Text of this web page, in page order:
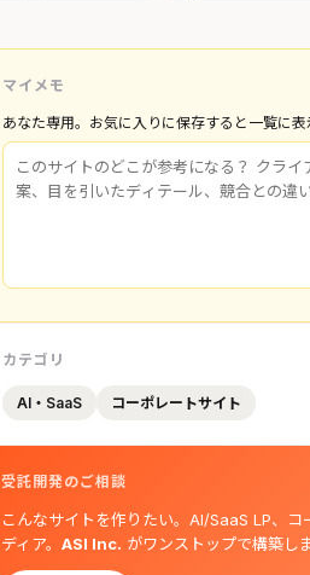
マイメモ
あなた専用。お気に入りに保存すると一覧に表
カテゴリ
AI・SaaS コーポレートサイト
受託開発のご相談
こんなサイトを作りたい。AI/SaaS LP、コ
ディア。ASI Inc. がワンストップで構築しま